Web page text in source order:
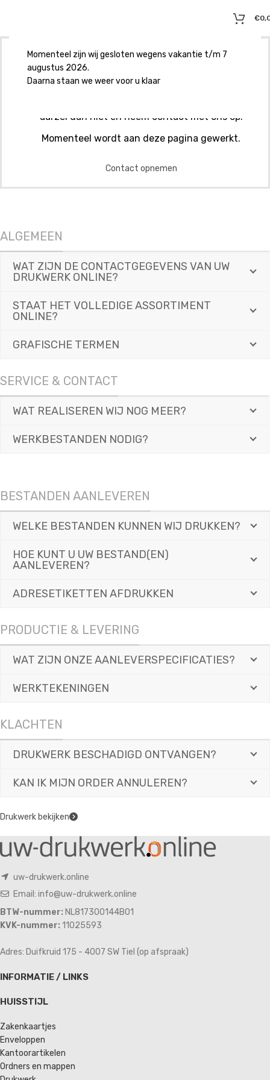
Momenteel zijn wij gesloten wegens vakantie t/m 7
augustus 2026.
Daarna staan we weer voor u klaar
€
FAQ
Op deze pagina geven wij uitleg bij de diverse
aarzel dan niet en neem contact met ons op.
Momenteel wordt aan deze pagina gewerkt.
Contact opnemen
ALGEMEEN
WAT ZIJN DE CONTACTGEGEVENS VAN UW
DRUKWERK ONLINE?
STAAT HET VOLLEDIGE ASSORTIMENT
ONLINE?
GRAFISCHE TERMEN
SERVICE & CONTACT
WAT REALISEREN WIJ NOG MEER?
WERKBESTANDEN NODIG?
BESTANDEN AANLEVEREN
WELKE BESTANDEN KUNNEN WIJ DRUKKEN?
HOE KUNT U UW BESTAND(EN)
AANLEVEREN?
ADRESETIKETTEN AFDRUKKEN
PRODUCTIE & LEVERING
WAT ZIJN ONZE AANLEVERSPECIFICATIES?
WERKTEKENINGEN
KLACHTEN
DRUKWERK BESCHADIGD ONTVANGEN?
KAN IK MIJN ORDER ANNULEREN?
Drukwerk bekijken
uw-drukwerk.online
Email: info@uw-drukwerk.online
BTW-nummer: NL817300144B01
KVK-nummer: 11025593
Adres: Duifkruid 175 - 4007 SW Tiel (op afspraak)
INFORMATIE / LINKS
HUISSTIJL
Zakenkaartjes
Enveloppen
Kantoorartikelen
Ordners en mappen